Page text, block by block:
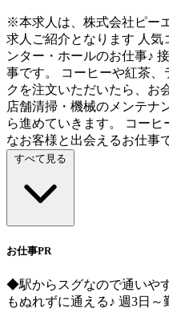
※本求人は、株式会社ピー
求人ご紹介となります 人気
ンター・ホールのお仕事♪
事です。 コーヒーや紅茶
クを注文いただいたら、お
店舗清掃・機械のメンテナ
ら進めていきます。 コー
なお客様と出会えるお仕事
すべて見る
お仕事PR
◆駅からスグなので通いや
もぬれずに通える♪ 週3日